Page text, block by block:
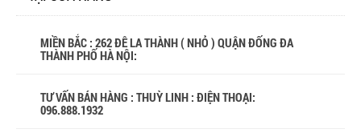
MIỀN BẮC : 262 ĐÊ LA THÀNH ( NHỎ ) QUẬN ĐỐNG ĐA
THÀNH PHỐ HÀ NỘI:
TƯ VẤN BÁN HÀNG : THUỲ LINH : ĐIỆN THOẠI:
096.888.1932